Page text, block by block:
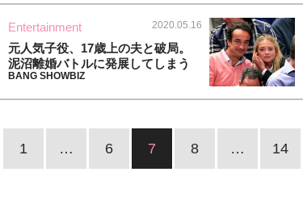
Entertainment 2020.05.16
元人気子役、17歳上の夫と破局。
泥沼離婚バトルに発展してしまう
BANG SHOWBIZ
1 … 6 7 8 … 14